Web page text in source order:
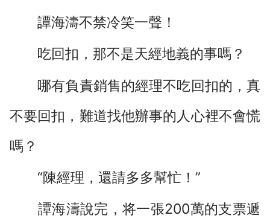
譚海濤不禁冷笑一聲！
吃回扣，那不是天經地義的事嗎？
哪有負責銷售的經理不吃回扣的，真
不要回扣，難道找他辦事的人心裡不會慌
嗎？
“陳經理，還請多多幫忙！”
譚海濤說完，将一張200萬的支票遞